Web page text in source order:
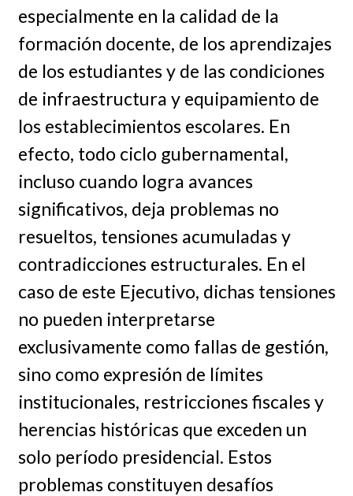
especialmente en la calidad de la
formación docente, de los aprendizajes
de los estudiantes y de las condiciones
de infraestructura y equipamiento de
los establecimientos escolares. En
efecto, todo ciclo gubernamental,
incluso cuando logra avances
significativos, deja problemas no
resueltos, tensiones acumuladas y
contradicciones estructurales. En el
caso de este Ejecutivo, dichas tensiones
no pueden interpretarse
exclusivamente como fallas de gestión,
sino como expresión de límites
institucionales, restricciones fiscales y
herencias históricas que exceden un
solo período presidencial. Estos
problemas constituyen desafíos